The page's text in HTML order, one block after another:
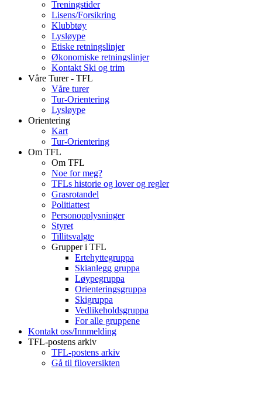
Treningstider
Lisens/Forsikring
Klubbtøy
Lysløype
Etiske retningslinjer
Økonomiske retningslinjer
Kontakt Ski og trim
Våre Turer - TFL
Våre turer
Tur-Orientering
Lysløype
Orientering
Kart
Tur-Orientering
Om TFL
Om TFL
Noe for meg?
TFLs historie og lover og regler
Grasrotandel
Politiattest
Personopplysninger
Styret
Tillitsvalgte
Grupper i TFL
Ertehyttegruppa
Skianlegg gruppa
Løypegruppa
Orienteringsgruppa
Skigruppa
Vedlikeholdsgruppa
For alle gruppene
Kontakt oss/Innmelding
TFL-postens arkiv
TFL-postens arkiv
Gå til filoversikten